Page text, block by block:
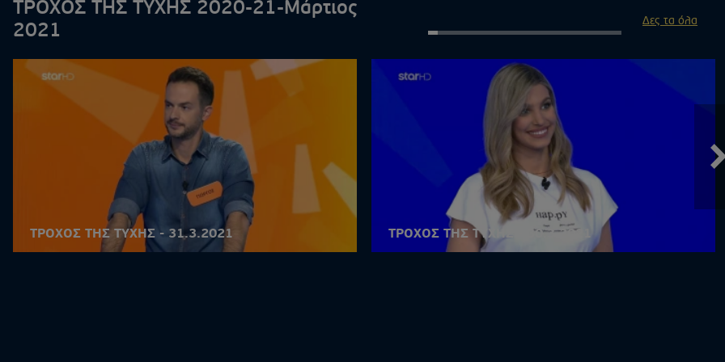
ΤΡΟΧΟΣ ΤΗΣ ΤΥΧΗΣ 2020-21-Μάρτιος
2021
Δες τα όλα
ΤΡΟΧΟΣ ΤΗΣ ΤΥΧΗΣ - 31.3.2021 ΤΡΟΧΟΣ ΤΗΣ ΤΥΧΗΣ - 30.3.2021